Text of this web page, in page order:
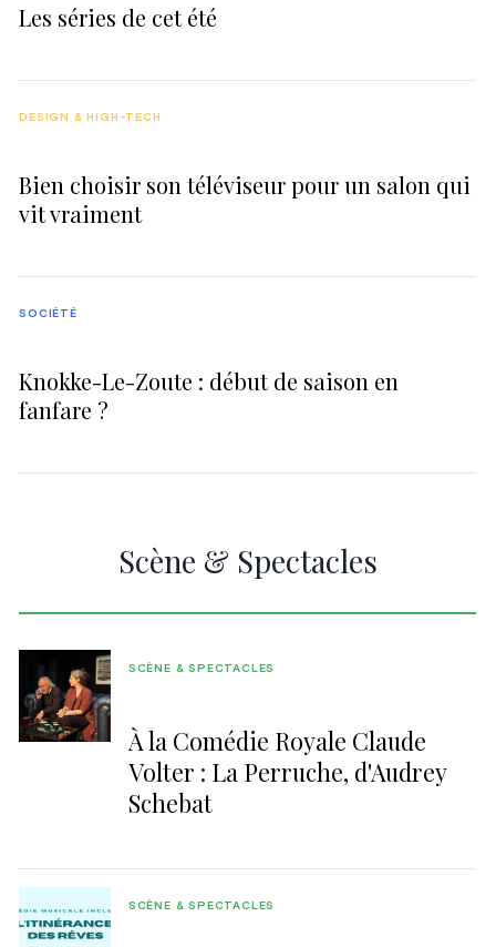
Les séries de cet été
Bien choisir son téléviseur pour un salon qui
vit vraiment
DESIGN & HIGH-TECH
Knokke-Le-Zoute : début de saison en
fanfare ?
SOCIÉTÉ
Scène & Spectacles
À la Comédie Royale Claude
Volter : La Perruche, d'Audrey
Schebat
SCÈNE & SPECTACLES
SCÈNE & SPECTACLES